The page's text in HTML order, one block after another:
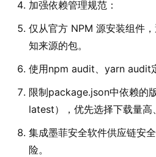
加强依赖管理规范：
仅从官方 NPM 源安装组件
知来源的包。
使用npm audit、yarn audit
限制package.json中依赖的
latest），优先选择下载量高
集成墨菲安全软件供应链安
险。